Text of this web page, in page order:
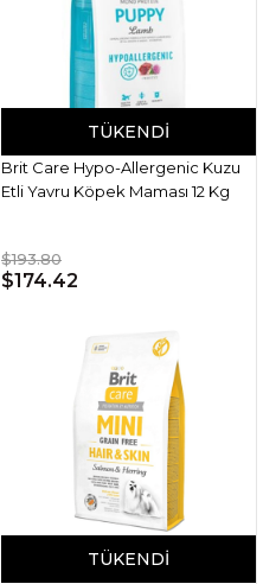
TÜKENDI
Brit Care Hypo-Allergenic Kuzu
Etli Yavru Köpek Maması 12 Kg
$193.80
$174.42
TÜKENDI